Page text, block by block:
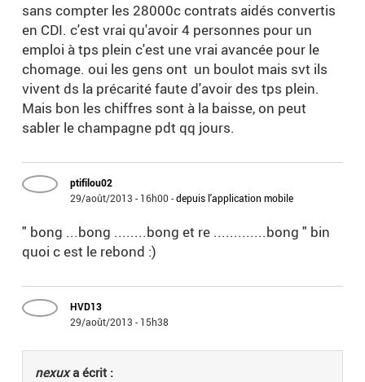
sans compter les 28000c contrats aidés convertis
en CDI. c'est vrai qu'avoir 4 personnes pour un
emploi à tps plein c'est une vrai avancée pour le
chomage. oui les gens ont un boulot mais svt ils
vivent ds la précarité faute d'avoir des tps plein.
Mais bon les chiffres sont à la baisse, on peut
sabler le champagne pdt qq jours.
ptifilou02
29/août/2013 - 16h00 -depuis l'application mobile
" bong ...bong ........bong et re .............bong " bin
quoi c est le rebond :)
HVD13
29/août/2013 - 15h38
nexuxa écrit :